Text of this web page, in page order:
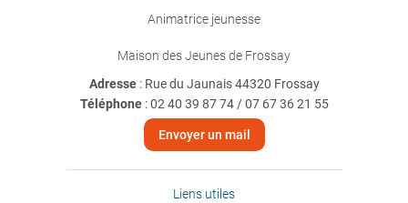
Animatrice jeunesse
Maison des Jeunes de Frossay
Adresse : Rue du Jaunais 44320 Frossay
Téléphone:02 40 39 87 74 / 07 67 36 21 55
Envoyer un mail
Liens utiles